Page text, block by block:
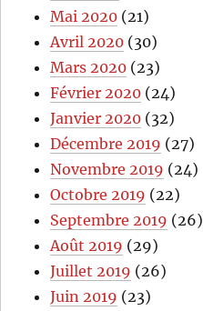
Mai 2020 (21)
Avril 2020 (30)
Mars 2020 (23)
Février 2020 (24)
Janvier 2020 (32)
Décembre 2019 (27)
Novembre 2019 (24)
Octobre 2019 (22)
Septembre 2019 (26)
Août 2019 (29)
Juillet 2019 (26)
Juin 2019 (23)